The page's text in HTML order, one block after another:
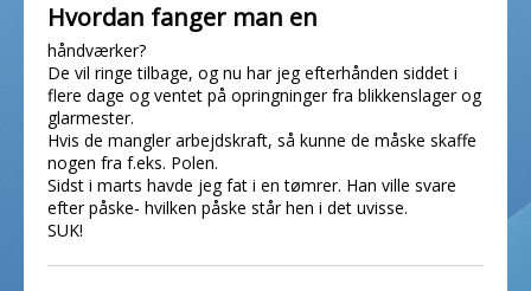
Hvordan fanger man en
håndværker?
De vil ringe tilbage, og nu har jeg efterhånden siddet i
flere dage og ventet på opringninger fra blikkenslager og
glarmester.
Hvis de mangler arbejdskraft, så kunne de måske skaffe
nogen fra f.eks. Polen.
Sidst i marts havde jeg fat i en tømrer. Han ville svare
efter påske- hvilken påske står hen i det uvisse.
SUK!